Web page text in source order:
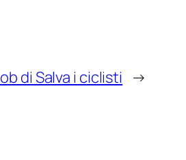
di Salva i ciclisti →